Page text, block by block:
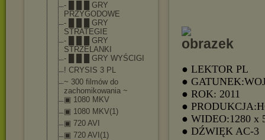
- █ █ █ GRY
PRZYGODOWE
- █ █ █ GRY
STRATEGIE
- █ █ █ GRY
STRZELANKI
- █ █ █ GRY WYŚCIGI
! CRYSIS 3 PL
~ 300 filmów do
zachomikowania ~
▣ 1080 MKV
▣ 1080 MKV(1)
▣ 720 AVI
▣ 720 AVI(1)
● LEKTOR PL
●
● ROK: 2011
●
● WIDEO:1280 x
● DŹWIĘK AC-3